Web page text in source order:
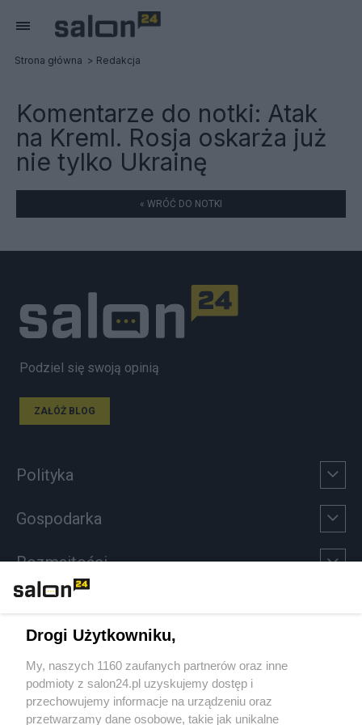
Strona główna Redakcja
Komentarze do notki: Atak
na Kreml. Rosja oskarża już
nie tylko Ukrainę
« WRÓĆ DO NOTKI
Podziel się swoją opinią
ZAŁÓŻ BLOG
Polityka
Gospodarka
Rozmaitości
Sport
Społeczeństwo
Drogi Użytkowniku,
My, naszych 1160 zaufanych partnerów oraz inne
podmioty z salon24.pl uzyskujemy dostęp i
przechowujemy informacje na urządzeniu oraz
przetwarzamy dane osobowe, takie jak unikalne